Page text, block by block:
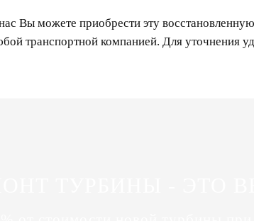
Вы можете приобрести эту
транспортной компанией. Для уточнения